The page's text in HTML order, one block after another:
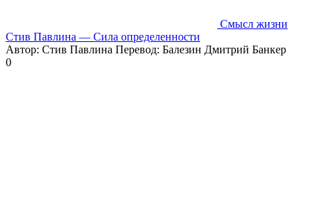
Смысл жизни
Стив Павлина — Сила определенности
Автор: Стив Павлина Перевод: Балезин Дмитрий Банкер
0